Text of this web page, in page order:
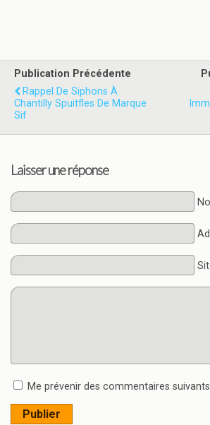
Publication Précédente
Rappel De Siphons À
Chantilly Spuitfles De Marque
Sif
Laisser une réponse
Me prévenir des commentaires
Publier